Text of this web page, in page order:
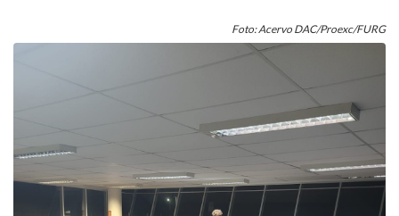
Foto: Acervo DAC/Proexc/FURG